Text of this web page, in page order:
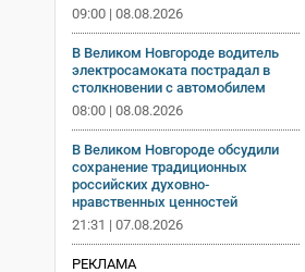
09:00 | 08.08.2026
В Великом Новгороде водитель
электросамоката пострадал в
столкновении с автомобилем
08:00 | 08.08.2026
В Великом Новгороде обсудили
сохранение традиционных
российских духовно-
нравственных ценностей
21:31 | 07.08.2026
РЕКЛАМА